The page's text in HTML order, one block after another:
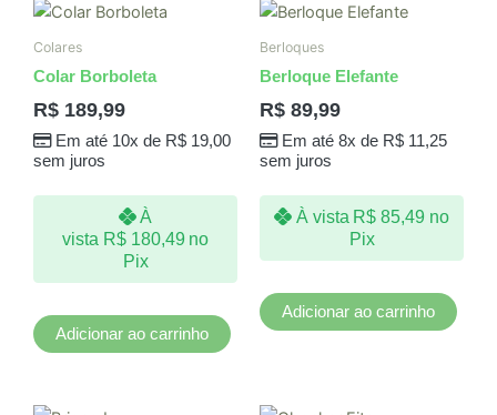
Colares
Colar Borboleta
R$ 189,99
Em até 10x de R$19,00
sem juros
À
vista R$180,49 no
Pix
Adicionar ao carrinho
Berloques
Berloque Elefante
R$ 89,99
Em até 8x de R$11,25
sem juros
À vista R$ 85,49 no
Pix
Adicionar ao carrinho